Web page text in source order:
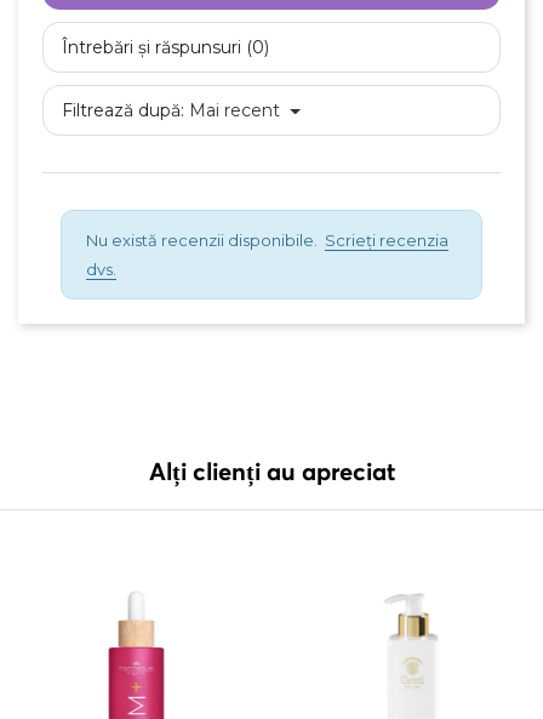
Întrebări și răspunsuri (0)
Filtrează după: Mai recent
Nu există recenzii disponibile. Scrieți recenzia
dvs.
Alți clienți au apreciat